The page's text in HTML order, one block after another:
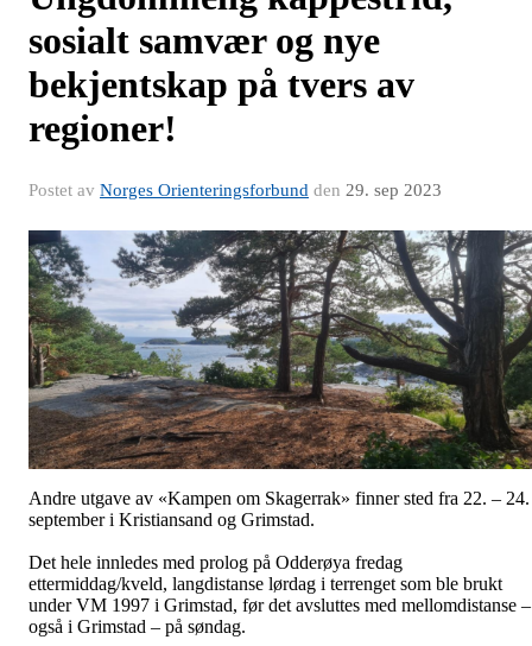
sosialt samvær og nye
bekjentskap på tvers av
regioner!
Postet av Norges Orienteringsforbund den 29. sep 2023
Andre utgave av «Kampen om Skagerrak» finner sted fra 22. – 24.
september i Kristiansand og Grimstad.
Det hele innledes med prolog på Odderøya fredag
ettermiddag/kveld, langdistanse lørdag i terrenget som ble brukt
under VM 1997 i Grimstad, før det avsluttes med mellomdistanse –
også i Grimstad – på søndag.